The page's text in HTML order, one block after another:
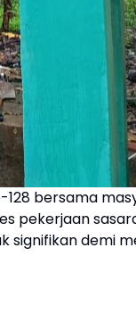
128 bersama
pekerjaan
signifikan demi